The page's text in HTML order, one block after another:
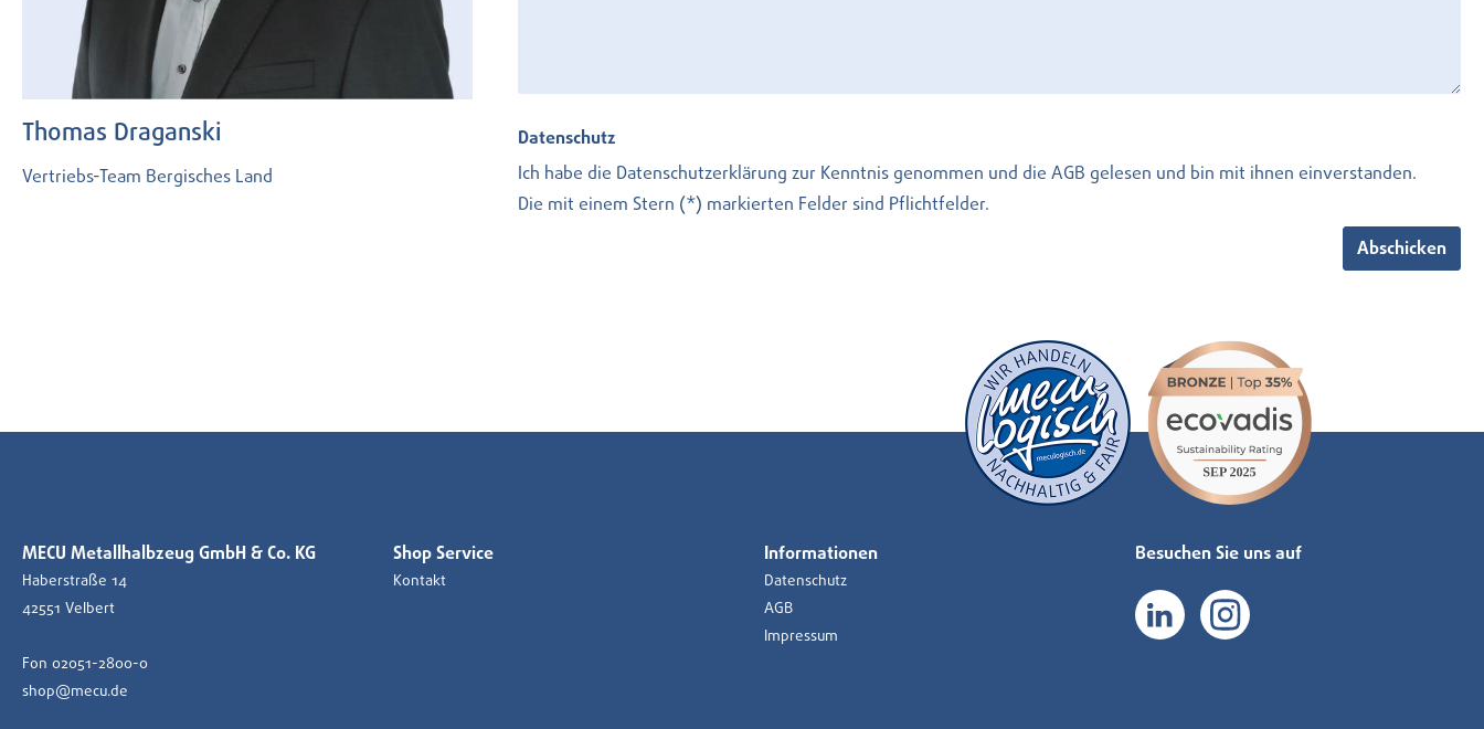
Thomas Draganski
Vertriebs-Team Bergisches Land
Datenschutz
Ich habe die Datenschutzerklärung zur Kenntnis genommen und die AGB gelesen und bin mit ihnen einverstanden.
Die mit einem Stern (*) markierten Felder sind Pflichtfelder.
Abschicken
MECU Metallhalbzeug GmbH & Co. KG
Haberstraße 14
42551 Velbert
Fon 02051-2800-0
shop@mecu.de
Shop Service
Kontakt
Informationen
Datenschutz
AGB
Impressum
Besuchen Sie uns auf